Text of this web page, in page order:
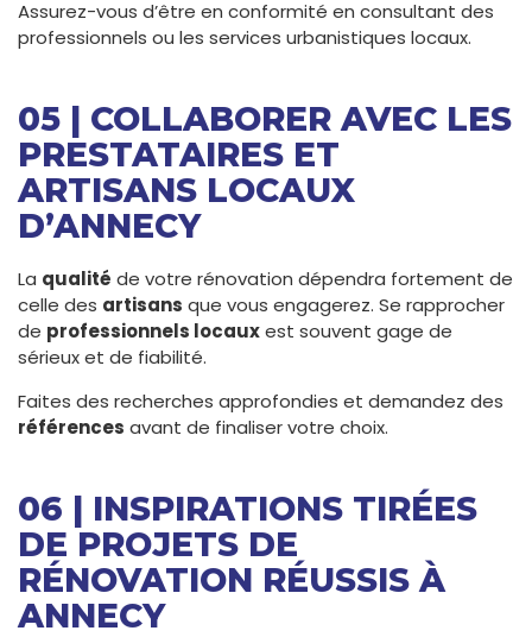
Assurez-vous d’être en conformité en consultant des
professionnels ou les services urbanistiques locaux.
05 | COLLABORER AVEC LES
PRESTATAIRES ET
ARTISANS LOCAUX
D’ANNECY
La qualité de votre rénovation dépendra fortement de
celle des artisans que vous engagerez. Se rapprocher
de professionnels locauxest souvent gage de
sérieux et de fiabilité.
Faites des recherches approfondies et demandez des
références avant de finaliser votre choix.
06 | INSPIRATIONS TIRÉES
DE PROJETS DE
RÉNOVATION RÉUSSIS À
ANNECY